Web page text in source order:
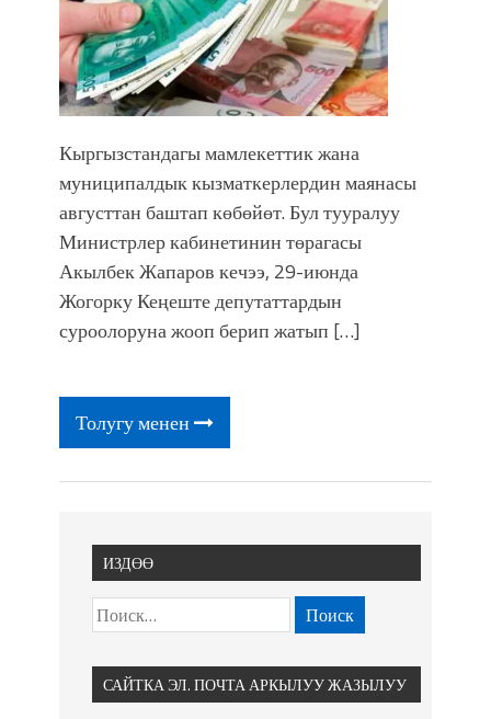
Кыргызстандагы мамлекеттик жана
муниципалдык кызматкерлердин маянасы
августтан баштап көбөйөт. Бул тууралуу
Министрлер кабинетинин төрагасы
Акылбек Жапаров кечээ, 29-июнда
Жогорку Кеңеште депутаттардын
суроолоруна жооп берип жатып […]
Толугу менен
ИЗДӨӨ
САЙТКА ЭЛ. ПОЧТА АРКЫЛУУ ЖАЗЫЛУУ